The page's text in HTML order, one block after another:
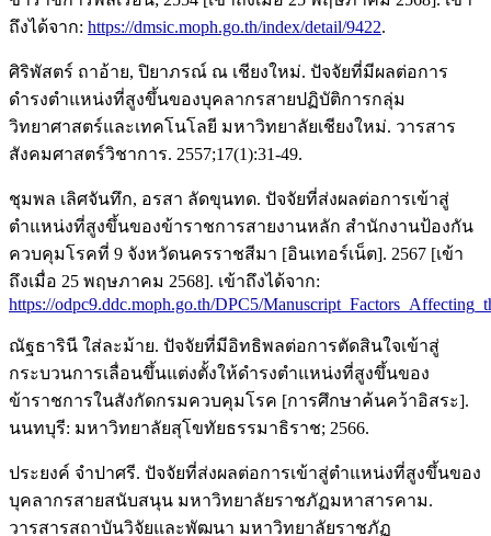
ถึงได้จาก: https://dmsic.moph.go.th/index/detail/9422.
ศิริพัสตร์ ถาอ้าย, ปิยาภรณ์ ณ เชียงใหม่. ปัจจัยที่มีผลต่อการ
ดำรงตำแหน่งที่สูงขึ้นของบุคลากรสายปฏิบัติการกลุ่ม
วิทยาศาสตร์และเทคโนโลยี มหาวิทยาลัยเชียงใหม่. วารสาร
สังคมศาสตร์วิชาการ. 2557;17(1):31-49.
ชุมพล เลิศจันทึก, อรสา ลัดขุนทด. ปัจจัยที่ส่งผลต่อการเข้าสู่
ตำแหน่งที่สูงขึ้นของข้าราชการสายงานหลัก สำนักงานป้องกัน
ควบคุมโรคที่ 9 จังหวัดนครราชสีมา [อินเทอร์เน็ต]. 2567 [เข้า
ถึงเมื่อ 25 พฤษภาคม 2568]. เข้าถึงได้จาก:
https://odpc9.ddc.moph.go.th/DPC5/
ณัฐธารินี ใส่ละม้าย. ปัจจัยที่มีอิทธิพลต่อการตัดสินใจเข้าสู่
กระบวนการเลื่อนขึ้นแต่งตั้งให้ดำรงตำแหน่งที่สูงขึ้นของ
ข้าราชการในสังกัดกรมควบคุมโรค [การศึกษาค้นคว้าอิสระ].
นนทบุรี: มหาวิทยาลัยสุโขทัยธรรมาธิราช; 2566.
ประยงค์ จำปาศรี. ปัจจัยที่ส่งผลต่อการเข้าสู่ตำแหน่งที่สูงขึ้นของ
บุคลากรสายสนับสนุน มหาวิทยาลัยราชภัฏมหาสารคาม.
วารสารสถาบันวิจัยและพัฒนา มหาวิทยาลัยราชภัฏ